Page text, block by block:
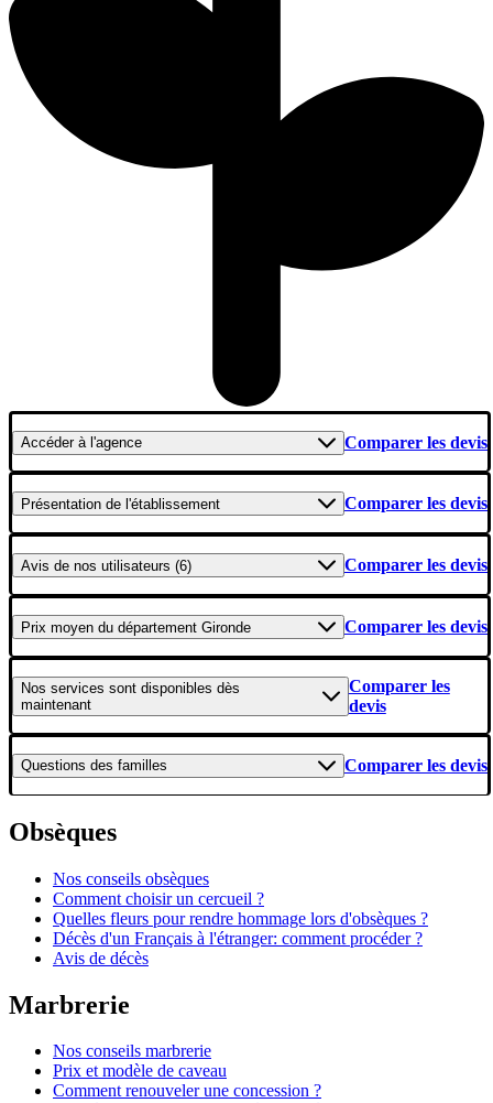
Accéderà l'agence Comparer les devis
Présentation de l'établissement Comparer les devis
Avis de nos utilisateurs (6) Comparer les devis
Prix moyen du département Gironde Comparer les devis
Nos services sont disponibles dès
maintenant
Comparer les
devis
Questions des familles Comparer les devis
Obsèques
Nos conseils obsèques
Comment choisir un cercueil ?
Quelles fleurs pour rendre hommage lors d'obsèques ?
Décès d'un Français à l'étranger: comment procéder ?
Avis de décès
Marbrerie
Nos conseils marbrerie
Prix et modèle de caveau
Comment renouveler une concession ?